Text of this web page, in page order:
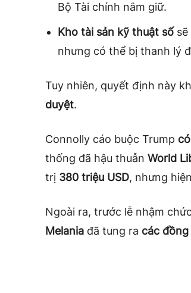
Bộ Tài chính nắm giữ.
Kho tài sản kỹ thuật số
nhưng có thể bị thanh lý
Tuy nhiên, quyết định này
duyệt.
Connolly cáo buộc Trump
thống đã hậu thuẫn World
trị 380 triệu USD, nhưng
Ngoài ra, trước lễ nhậm
Melania đã tung ra các đồng